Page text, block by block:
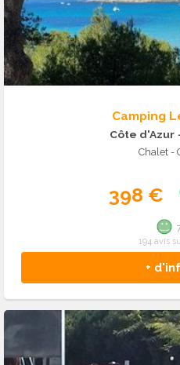
Camping
Côte d'Azur
Chalet -
398 €
+
194 avis